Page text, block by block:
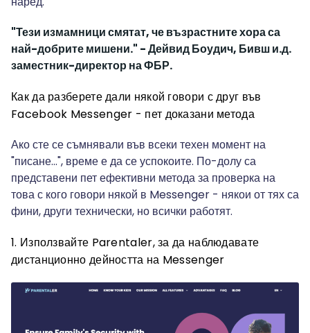
"Тези измамници смятат, че възрастните хора са
най-добрите мишени." - Дейвид Боудич, Бивш и.д.
заместник-директор на ФБР.
Как да разберете дали някой говори с друг във
Facebook Messenger - пет доказани метода
Ако сте се съмнявали във всеки техен момент на
"писане...", време е да се успокоите. По-долу са
представени пет ефективни метода за проверка на
това с кого говори някой в Messenger - някои от тях са
фини, други технически, но всички работят.
1. Използвайте Parentaler, за да наблюдавате
дистанционно дейността на Messenger